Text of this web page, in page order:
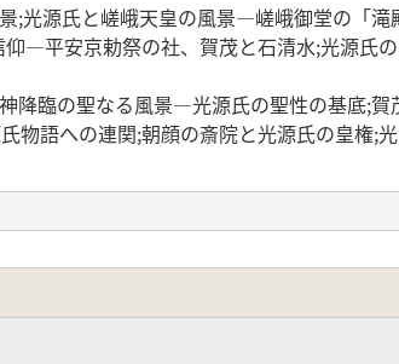
;光源氏と嵯峨天皇の風景—嵯峨御堂の「
—平安京勅祭の社、賀茂と石清水;光源氏
降臨の聖なる風景—光源氏の聖性の基底;
物語への連関;朝顔の斎院と光源氏の皇権;